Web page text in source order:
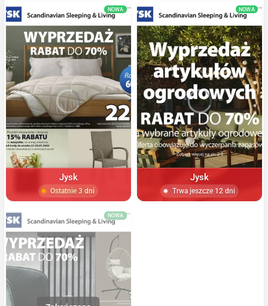
NOWA
Jysk
Ostatnie 3 dni
NOWA
Jysk
Trwa jeszcze 12 dni
NOWA